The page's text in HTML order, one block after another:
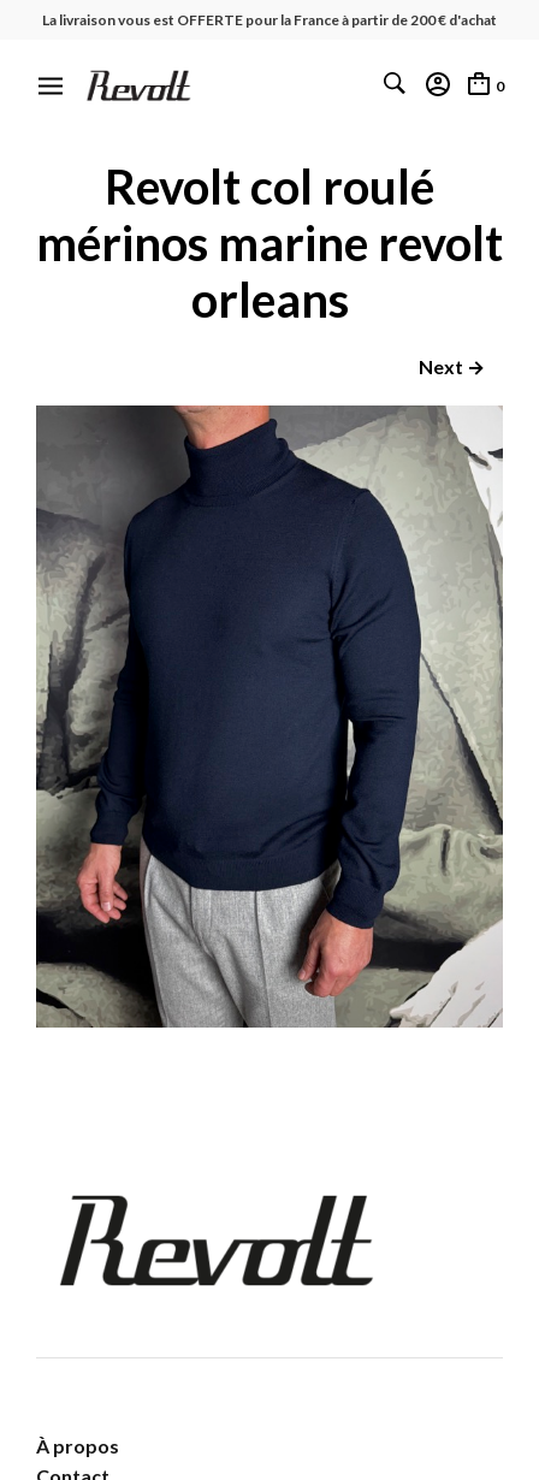
La livraison vous est OFFERTE pour la France à partir de 200 € d'achat
0
Revolt col roulé
mérinos marine revolt
orleans
Next →
À propos